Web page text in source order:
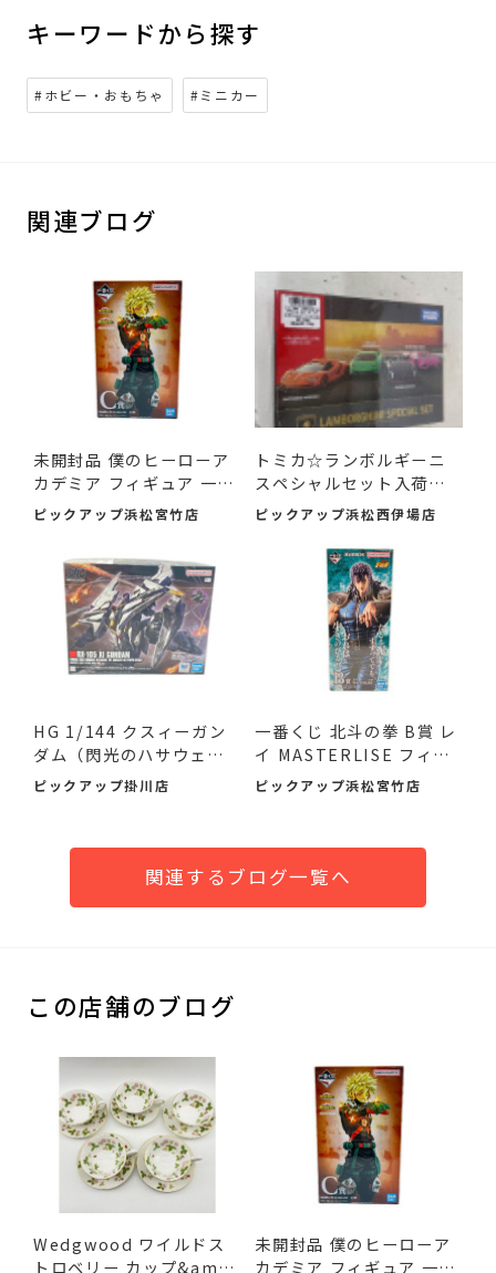
キーワードから探す
#ホビー・おもちゃ #ミニカー
関連ブログ
未開封品 僕のヒーローア
カデミア フィギュア 一
番...
ピックアップ浜松宮竹店
トミカ☆ランボルギーニ
スペシャルセット入荷し
まし...
ピックアップ浜松西伊場店
HG 1/144 クスィーガン
ダム（閃光のハサウェ
イ）が...
ピックアップ掛川店
一番くじ 北斗の拳 B賞 レ
イ MASTERLISE フィギ
ュ...
ピックアップ浜松宮竹店
関連するブログ一覧へ
この店舗のブログ
Wedgwood ワイルドス
トロベリー カップ&amp;
未開封品 僕のヒーローア
カデミア フィギュア 一